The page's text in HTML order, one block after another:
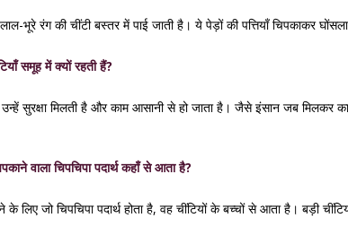
भूरे रंग की चींटी बस्तर में पाई जाती है। ये पेड़ों की पत्तियाँ चिपकाकर
समूह में क्यों रहती हैं?
सुरक्षा मिलती है और काम आसानी से हो जाता है। जैसे इंसान जब मिलकर
वाला चिपचिपा पदार्थ कहाँ से आता है?
के लिए जो चिपचिपा पदार्थ होता है, वह चींटियों के बच्चों से आता है। बड़ी